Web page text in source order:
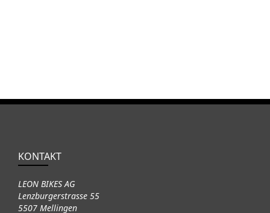
KONTAKT
LEON BIKES AG
Lenzburgerstrasse 55
5507 Mellingen